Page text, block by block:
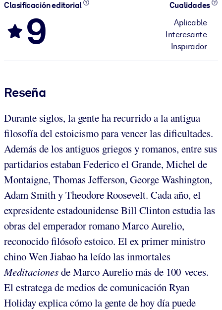
Clasificación editorial
9
Cualidades
Aplicable
Interesante
Inspirador
Reseña
Durante siglos, la gente ha recurrido a la antigua
filosofía del estoicismo para vencer las dificultades.
Además de los antiguos griegos y romanos, entre sus
partidarios estaban Federico el Grande, Michel de
Montaigne, Thomas Jefferson, George Washington,
Adam Smith y Theodore Roosevelt. Cada año, el
expresidente estadounidense Bill Clinton estudia las
obras del emperador romano Marco Aurelio,
reconocido filósofo estoico. El ex primer ministro
chino Wen Jiabao ha leído las inmortales
Meditacionesde Marco Aurelio más de 100 veces.
El estratega de medios de comunicación Ryan
Holiday explica cómo la gente de hoy día puede